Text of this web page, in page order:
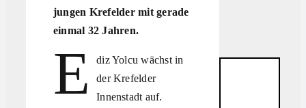
jungen Krefelder mit gerade
einmal 32 Jahren.
E
diz Yolcu wächst in
der Krefelder
Innenstadt auf.